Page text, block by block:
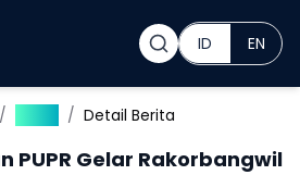
ID EN
/ / Detail Berita
PUPR Gelar Rakorbangwil